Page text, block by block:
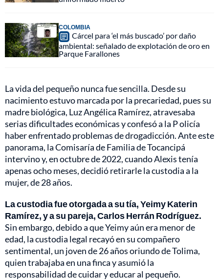
COLOMBIA
Cárcel para ‘el más buscado’ por daño
ambiental: señalado de explotación de oro en
Parque Farallones
La vida del pequeño nunca fue sencilla. Desde su
nacimiento estuvo marcada por la precariedad, pues su
madre biológica, Luz Angélica Ramírez, atravesaba
serias dificultades económicas y confesó a la P olicía
haber enfrentado problemas de drogadicción. Ante este
panorama, la Comisaría de Familia de Tocancipá
intervino y, en octubre de 2022, cuando Alexis tenía
apenas ocho meses, decidió retirarle la custodia a la
mujer, de 28 años.
La custodia fue otorgada a su tía, Yeimy Katerin
Ramírez, y a su pareja, Carlos Herrán Rodríguez.
Sin embargo, debido a que Yeimy aún era menor de
edad, la custodia legal recayó en su compañero
sentimental, un joven de 26 años oriundo de Tolima,
quien trabajaba en una finca y asumió la
responsabilidad de cuidar y educar al pequeño.